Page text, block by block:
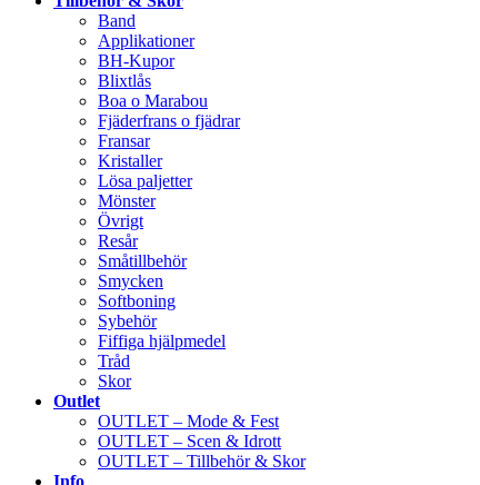
Band
Applikationer
BH-Kupor
Blixtlås
Boa o Marabou
Fjäderfrans o fjädrar
Fransar
Kristaller
Lösa paljetter
Mönster
Övrigt
Resår
Småtillbehör
Smycken
Softboning
Sybehör
Fiffiga hjälpmedel
Tråd
Skor
Outlet
OUTLET – Mode & Fest
OUTLET – Scen & Idrott
OUTLET – Tillbehör & Skor